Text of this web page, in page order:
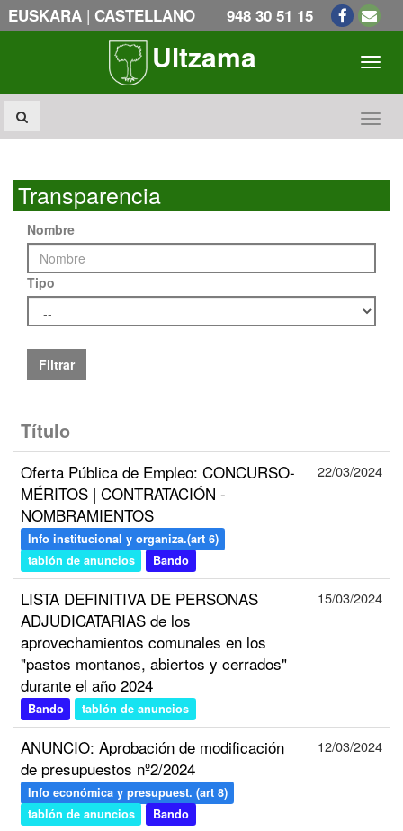
EUSKARA | CASTELLANO 948 30 51 15
Ultzama
Transparencia
Nombre
Tipo
Filtrar
Título
Oferta Pública de Empleo: CONCURSO-
MÉRITOS | CONTRATACIÓN -
NOMBRAMIENTOS
Info institucional y organiza.(art 6)
tablón de anuncios
Bando
22/03/2024
LISTA DEFINITIVA DE PERSONAS
ADJUDICATARIAS de los
aprovechamientos comunales en los
"pastos montanos, abiertos y cerrados"
durante el año 2024
Bando tablón de anuncios
15/03/2024
ANUNCIO: Aprobación de modificación
de presupuestos nº2/2024
Info económica y presupuest. (art 8)
tablón de anuncios
Bando
12/03/2024